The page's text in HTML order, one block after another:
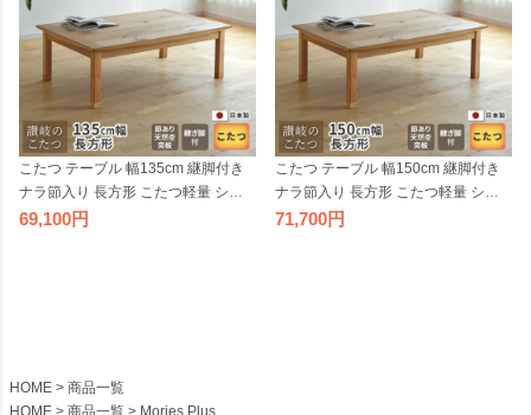
こたつ テーブル 幅135cm 継脚付き
ナラ節入り 長方形 こたつ軽量 シン
プル 天然木 ナチュラル 日本製 国産
69,100
こたつ テーブル 幅150cm 継脚付き
ナラ節入り 長方形 こたつ軽量 シン
プル 天然木 ナチュラル 日本製 国産
71,700
HOME
商品一覧
HOME
商品一覧 Mories Plus